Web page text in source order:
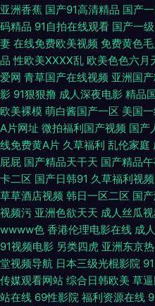
去色色 在线播放国产三级 97色色
级Av 香蕉影院导航 91免费在线视
91po豆花 AAA国产999 麻豆小视频
韩久久影院 日韩AV影视中文 微拍
666 欧美色图第一页 日韩精品电影
日本韩国成人 亚洲97网 91无码超
日韩肏逼片网站 香蕉在线 91超碰
95 婷婷成人伊人网 91亚洲传媒51
图 欧美爱碰 天天操B视频 伊人综合
亚洲香蕉 国产91高清精品 国产
码精品 91自拍在线观看 国产一
妻 在线免费欧美视频 免费黄色
品 性欧美ⅩⅩⅩⅩ乱 欧美色色六月
爱网 青草国产在线视频 亚洲国
影 91狠狠撸 成人深夜电影 精品
欧美裸模 萌白酱国产一区 美国
A片网址 微拍福利国产视频 国产
线免费黄A片 久草福利 乱伦家庭
屁屁 国产精品天干天 国产精品
卡二区 国产日韩91 久草福利视
草草酒店视频 韩日一区二区 国
视频污 亚洲色欲天天 成人丝瓜
wwww色 香港伦理电影在线 成
91视频电影 另类四虎 亚洲东京热
堂视频导航 日本三级光棍影院
传媒观看网站 综合日韩欧美 草
站在线 69性影院 福利资源在线